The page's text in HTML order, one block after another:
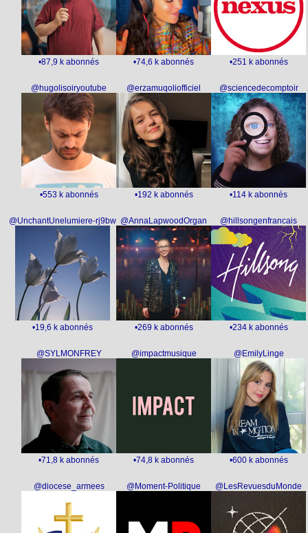
•251 k abonnés
•74,6 k abonnés
•87,9 k abonnés
@sciencedecomptoir
•114 k abonnés
@erzamuqoliofficiel
•192 k abonnés
@hugolisoiryoutube
•553 k abonnés
@hillsongenfrancais
•234 k abonnés
@AnnaLapwoodOrgan
•269 k abonnés
@UnchantUnelumiere-rj9bw
•19,6 k abonnés
@EmilyLinge
•600 k abonnés
@impactmusique
•74,8 k abonnés
@SYLMONFREY
•71,8 k abonnés
@LesRevuesduMonde
@Moment-Politique
@diocese_armees